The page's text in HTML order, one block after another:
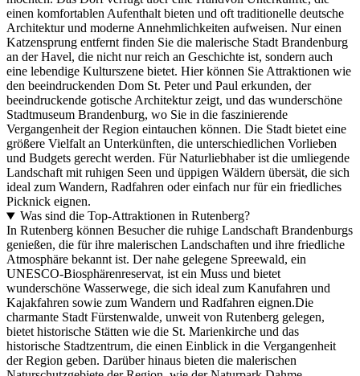
einen komfortablen Aufenthalt bieten und oft traditionelle deutsche
Architektur und moderne Annehmlichkeiten aufweisen. Nur einen
Katzensprung entfernt finden Sie die malerische Stadt Brandenburg
an der Havel, die nicht nur reich an Geschichte ist, sondern auch
eine lebendige Kulturszene bietet. Hier können Sie Attraktionen wie
den beeindruckenden Dom St. Peter und Paul erkunden, der
beeindruckende gotische Architektur zeigt, und das wunderschöne
Stadtmuseum Brandenburg, wo Sie in die faszinierende
Vergangenheit der Region eintauchen können. Die Stadt bietet eine
größere Vielfalt an Unterkünften, die unterschiedlichen Vorlieben
und Budgets gerecht werden. Für Naturliebhaber ist die umliegende
Landschaft mit ruhigen Seen und üppigen Wäldern übersät, die sich
ideal zum Wandern, Radfahren oder einfach nur für ein friedliches
Picknick eignen.
Was sind die Top-Attraktionen in Rutenberg?
In Rutenberg können Besucher die ruhige Landschaft Brandenburgs
genießen, die für ihre malerischen Landschaften und ihre friedliche
Atmosphäre bekannt ist. Der nahe gelegene Spreewald, ein
UNESCO-Biosphärenreservat, ist ein Muss und bietet
wunderschöne Wasserwege, die sich ideal zum Kanufahren und
Kajakfahren sowie zum Wandern und Radfahren eignen.Die
charmante Stadt Fürstenwalde, unweit von Rutenberg gelegen,
bietet historische Stätten wie die St. Marienkirche und das
historische Stadtzentrum, die einen Einblick in die Vergangenheit
der Region geben. Darüber hinaus bieten die malerischen